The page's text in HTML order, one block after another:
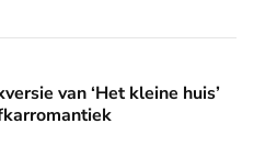
kleine huis’ biedt fijne
van ‘Het kleine huis’